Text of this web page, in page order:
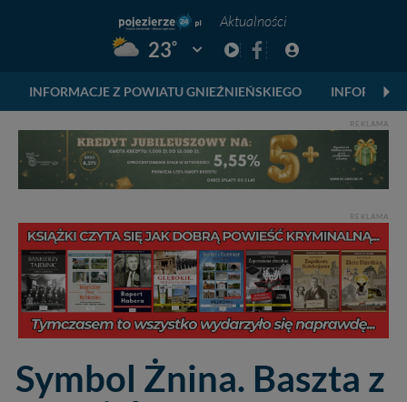
Aktualności
23° Pogoda: Gniezno
INFORMACJE Z POWIATU GNIEŹNIEŃSKIEGO
REKLAMA
REKLAMA
Symbol Żnina. Baszta z